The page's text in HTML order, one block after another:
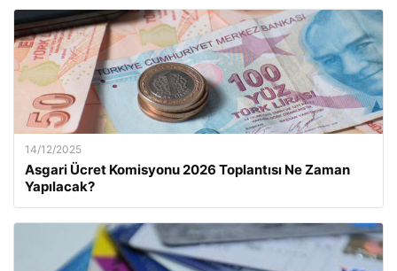
14/12/2025
Asgari Ücret Komisyonu 2026 Toplantısı Ne Zaman
Yapılacak?